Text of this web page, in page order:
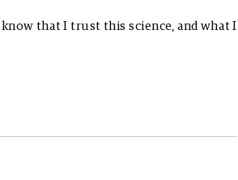
that I trust this science, and what I